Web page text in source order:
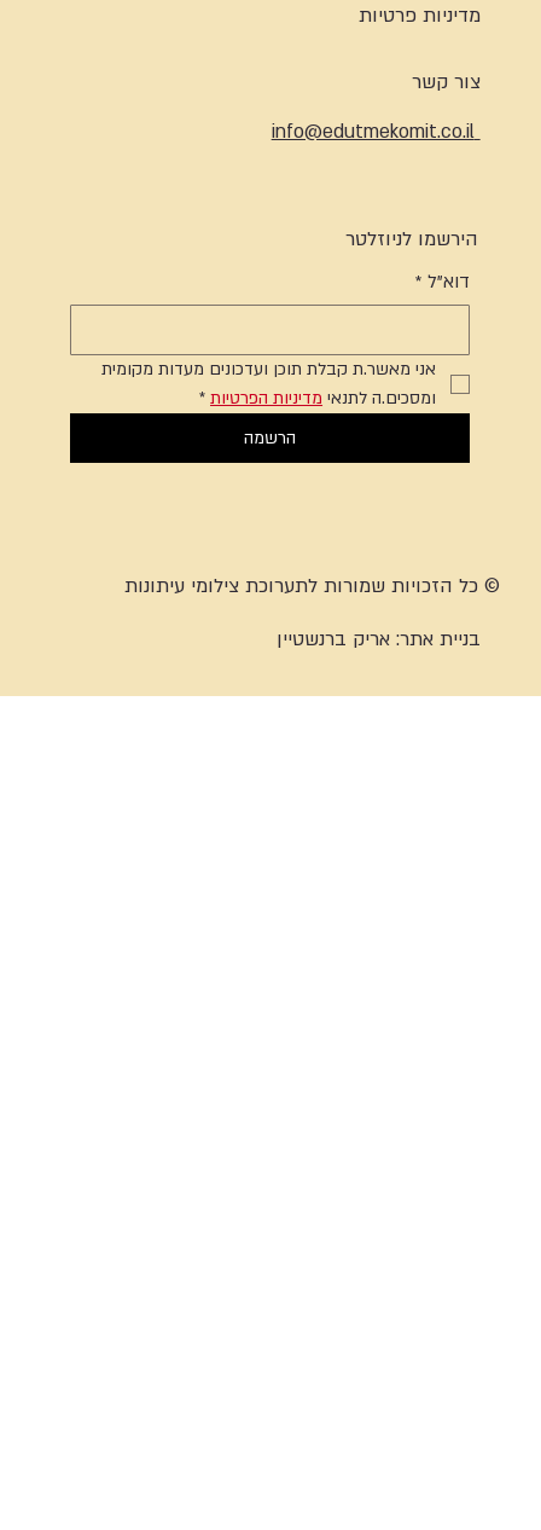
מדיניות פרטיות
צור קשר
info@edutmekomit.co.il
הירשמו לניוזלטר
דוא"ל *
אני מאשר.ת קבלת תוכן ועדכונים מעדות מקומית
ומסכים.ה לתנאי מדיניות הפרטיות *
הרשמה
© כל הזכויות שמורות לתערוכת צילומי עיתונות
בניית אתר:אריק ברנשטיין